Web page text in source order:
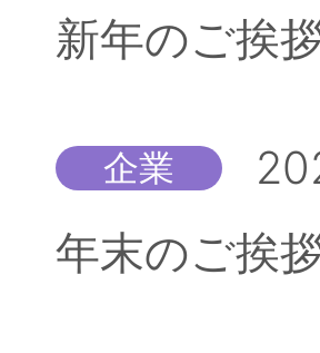
新年のご挨
企業
年末のご挨